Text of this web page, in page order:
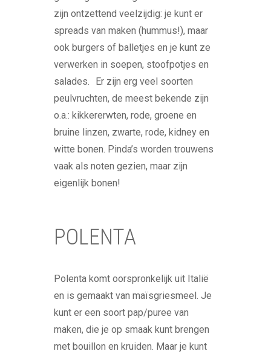
zijn ontzettend veelzijdig: je kunt er
spreads van maken (hummus!), maar
ook burgers of balletjes en je kunt ze
verwerken in soepen, stoofpotjes en
salades. Er zijn erg veel soorten
peulvruchten, de meest bekende zijn
o.a.: kikkererwten, rode, groene en
bruine linzen, zwarte, rode, kidney en
witte bonen. Pinda’s worden trouwens
vaak als noten gezien, maar zijn
eigenlijk bonen!
POLENTA
Polenta komt oorspronkelijk uit Italië
en is gemaakt van maïsgriesmeel. Je
kunt er een soort pap/puree van
maken, die je op smaak kunt brengen
met bouillon en kruiden. Maar je kunt